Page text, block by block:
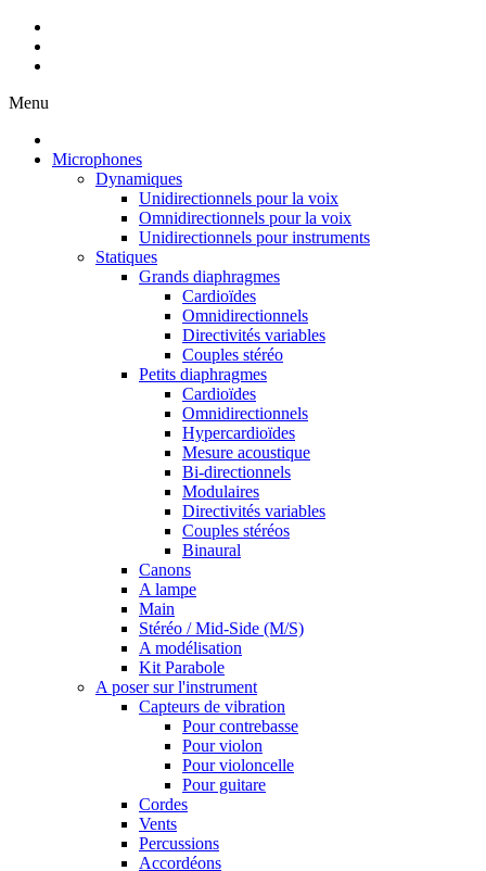
Menu
Microphones
Dynamiques
Unidirectionnels pour la voix
Omnidirectionnels pour la voix
Unidirectionnels pour instruments
Statiques
Grands diaphragmes
Cardioïdes
Omnidirectionnels
Directivités variables
Couples stéréo
Petits diaphragmes
Cardioïdes
Omnidirectionnels
Hypercardioïdes
Mesure acoustique
Bi-directionnels
Modulaires
Directivités variables
Couples stéréos
Binaural
Canons
A lampe
Main
Stéréo / Mid-Side (M/S)
A modélisation
Kit Parabole
A poser sur l'instrument
Capteurs de vibration
Pour contrebasse
Pour violon
Pour violoncelle
Pour guitare
Cordes
Vents
Percussions
Accordéons